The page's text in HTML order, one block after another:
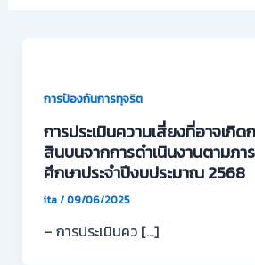
การป้องกันการทุจริต
การประเมินความเสี่ยงที่อาจเกิด
สินบนจากการดำเนินงานตามภ
ศึกษาประจำปีงบประมาณ 2568
ita/09/06/2025
– การประเมินคว […]